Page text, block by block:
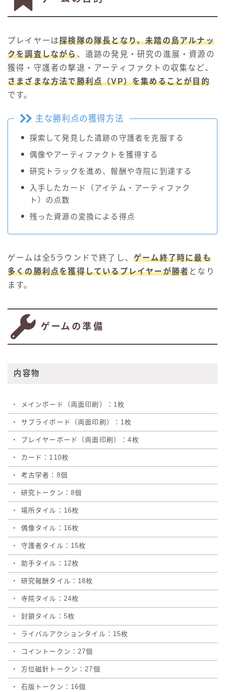
プレイヤーは探検隊の隊長となり、未踏の島アルナッ
クを調査しながら、遺跡の発見・研究の進展・資源の
獲得・守護者の撃退・アーティファクトの収集など、
さまざまな方法で勝利点（VP）を集めることが目的
です。
主な勝利点の獲得方法
探索して発見した遺跡の守護者を克服する
偶像やアーティファクトを獲得する
研究トラックを進め、報酬や寺院に到達する
入手したカード（アイテム・アーティファク
ト）の点数
残った資源の変換による得点
ゲームは全5ラウンドで終了し、 ゲーム終了時に最も
多くの勝利点を獲得しているプレイヤーが勝者となり
ます。
ゲームの準備
内容物
・ メインボード（両面印刷）：1枚
・ サプライボード（両面印刷）：1枚
・ プレイヤーボード（両面印刷）：4枚
・ カード：110枚
・ 考古学者：8個
・ 研究トークン：8個
・ 場所タイル：16枚
・ 偶像タイル：16枚
・ 守護者タイル：15枚
・ 助手タイル：12枚
・ 研究報酬タイル：18枚
・ 寺院タイル：24枚
・ 封鎖タイル：5枚
・ ライバルアクションタイル：15枚
・ コイントークン：27個
・ 方位磁針トークン：27個
・ 石版トークン：16個